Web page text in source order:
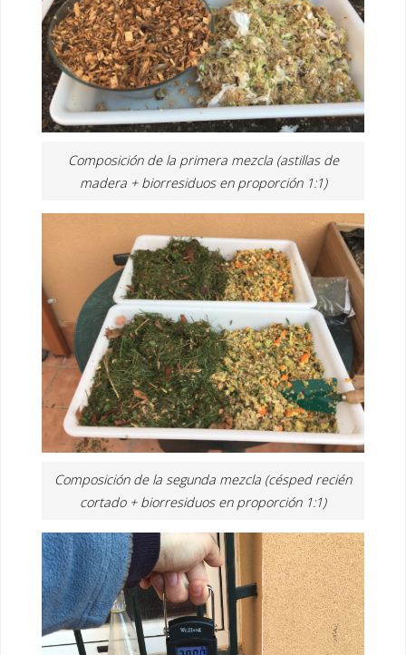
Composición de la primera mezcla (astillas de
madera + biorresiduos en proporción 1:1)
Composición de la segunda mezcla (césped recién
cortado + biorresiduos en proporción 1:1)